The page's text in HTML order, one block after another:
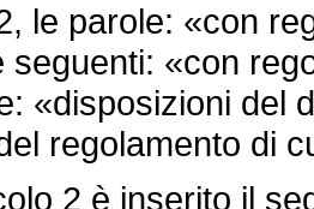
parole: «con
seguenti: «con
«disposizioni del
regolamento di
2 è inserito il